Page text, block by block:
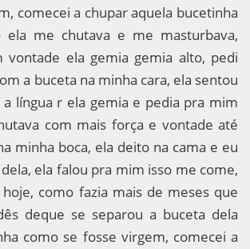
comecei a chupar aquela bucetinha
ela me chutava e me masturbava,
vontade ela gemia gemia alto, pedi
a buceta na minha cara, ela sentou
a língua r ela gemia e pedia pra mim
com mais força e vontade até
minha boca, ela deito na cama e eu
ela falou pra mim isso me come,
como fazia mais de meses que
deque se separou a buceta dela
como se fosse virgem, comecei a